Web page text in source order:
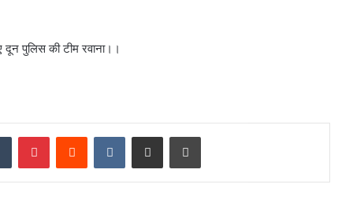
पुलिस की टीम रवाना।।
Tumblr PinterestReddit VKontakteShare via Email Print